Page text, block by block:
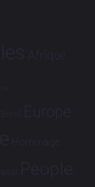
Afrique
Europe
Hommage
People